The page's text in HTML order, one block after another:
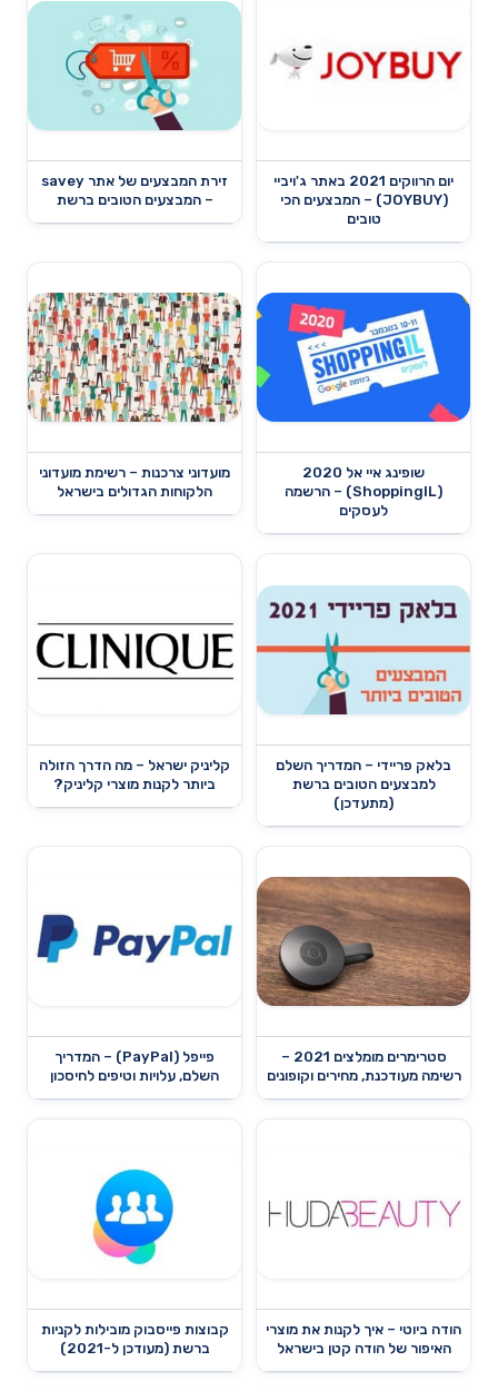
יום הרווקים 2021 באתר ג'ויביי
(JOYBUY) – המבצעים הכי
טובים
זירת המבצעים של אתר savey
– המבצעים הטובים ברשת
שופינג איי אל 2020
(ShoppingIL) – הרשמה
לעסקים
מועדוני צרכנות – רשימת מועדוני
הלקוחות הגדולים בישראל
בלאק פריידי – המדריך השלם
למבצעים הטובים ברשת
(מתעדכן)
קליניק ישראל – מה הדרך הזולה
ביותר לקנות מוצרי קליניק?
סטרימרים מומלצים 2021 –
רשימה מעודכנת, מחירים וקופונים
פייפל (PayPal) – המדריך
השלם, עלויות וטיפים לחיסכון
הודה ביוטי – איך לקנות את מוצרי
האיפור של הודה קטן בישראל
קבוצות פייסבוק מובילות לקניות
ברשת (מעודכן ל-2021)